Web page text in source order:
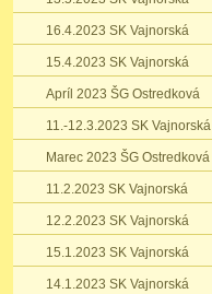
16.4.2023 SK Vajnorská
15.4.2023 SK Vajnorská
Apríl 2023 ŠG Ostredková
11.-12.3.2023 SK Vajnorská
Marec 2023 ŠG Ostredková
11.2.2023 SK Vajnorská
12.2.2023 SK Vajnorská
15.1.2023 SK Vajnorská
14.1.2023 SK Vajnorská